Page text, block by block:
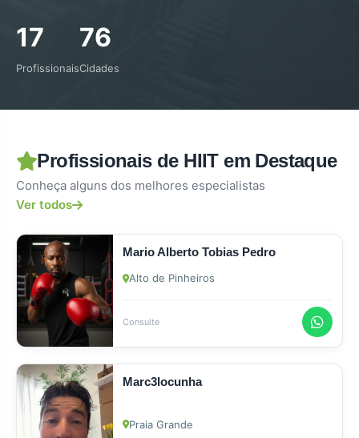
17
Profissionais
76
Cidades
Profissionais de HIIT em Destaque
Conheça alguns dos melhores especialistas
Ver todos
Mario Alberto Tobias Pedro
Alto de Pinheiros
Consulte
Marc3locunha
Praia Grande